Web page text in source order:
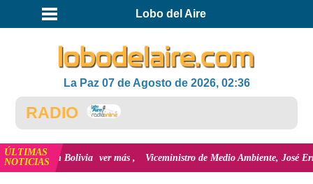
Lobo del Aire
La Paz 07 de Agosto de 2026, 02:36
ÚLTIMAS
NOTICIAS
en Bolivia ver más Viceministro de Medio Ambiente, José Ernesto